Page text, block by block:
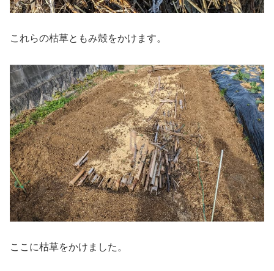
これらの枯草ともみ殻をかけます。
ここに枯草をかけました。